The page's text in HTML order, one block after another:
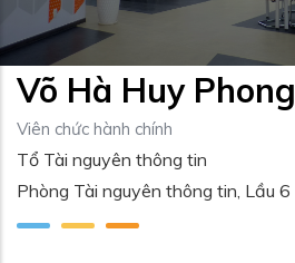
Võ Hà Huy Phong
Viên chức hành chính
Tổ Tài nguyên thông tin
Phòng Tài nguyên thông tin, Lầu 6